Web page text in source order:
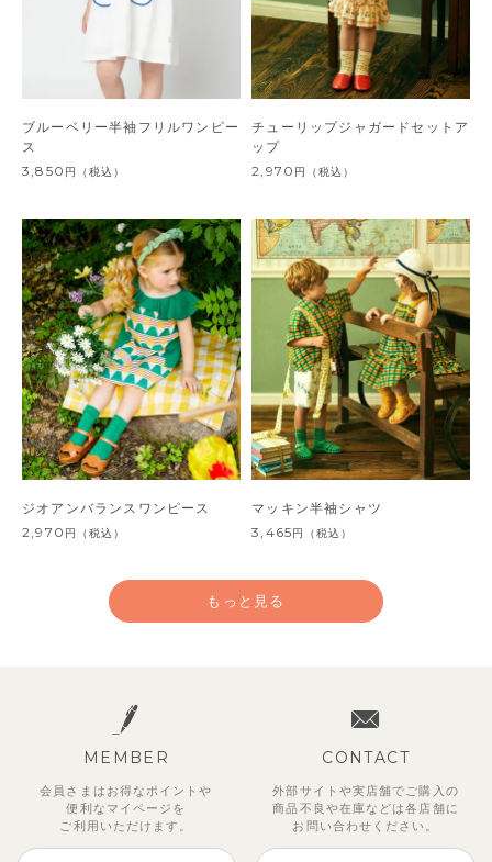
ブルーベリー半袖フリルワンピー
ス
3,850 円 （税込）
チューリップジャガードセットア
ップ
2,970 円 （税込）
ジオアンバランスワンピース
2,970 円 （税込）
マッキン半袖シャツ
3,465円 （税込）
もっと見る
MEMBER
会員さまはお得なポイントや
便利な マイページを
ご利用いただけます。
CONTACT
外部サイトや実店舗でご購入の
商品不良や在庫などは各店舗に
お問い合わせください。